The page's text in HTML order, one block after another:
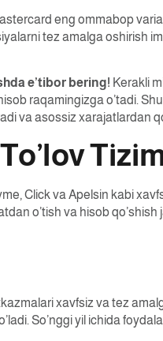
eng ommabop
tez amalga oshirish
e’tibor bering! Kerakli
raqamingizga o’tadi.
va asossiz xarajatlardan
Click va Apelsin kabi
o’tish va hisob
xavfsiz va tez
So’nggi yil ichida